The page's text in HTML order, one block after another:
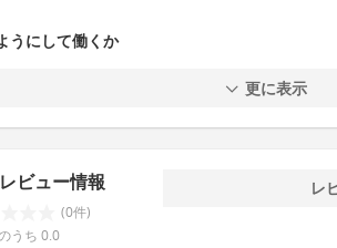
うにして働くか
更に表示
ビュー情報
(0件)
うち 0.0
レ